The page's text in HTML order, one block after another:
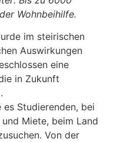
Wohnbeihilfe.
im steirischen
Auswirkungen
eine
in Zukunft
Studierenden, bei
Miete, beim Land
Von der